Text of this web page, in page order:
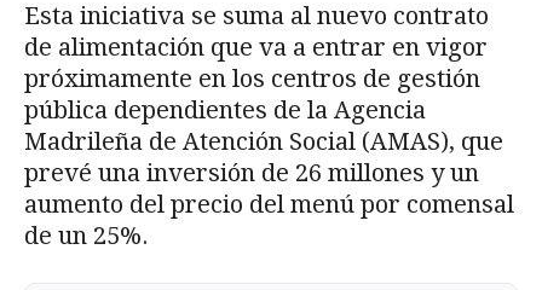
Esta iniciativa se suma al nuevo contrato
de alimentación que va a entrar en vigor
próximamente en los centros de gestión
pública dependientes de la Agencia
Madrileña de Atención Social (AMAS), que
prevé una inversión de 26 millones y un
aumento del precio del menú por comensal
de un 25%.